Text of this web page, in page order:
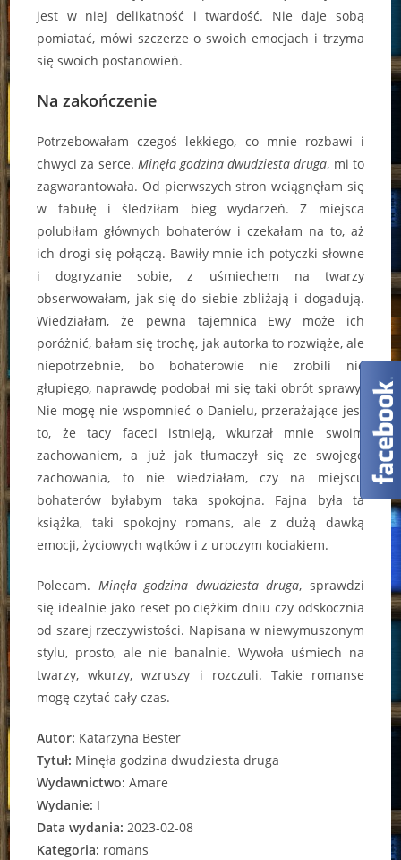
jest w niej delikatność i twardość. Nie daje sobą
pomiatać, mówi szczerze o swoich emocjach i trzyma
się swoich postanowień.
Na zakończenie
Potrzebowałam czegoś lekkiego, co mnie rozbawi i
chwyci za serce. Minęła godzina dwudziesta druga, mi to
zagwarantowała. Od pierwszych stron wciągnęłam się
w fabułę i śledziłam bieg wydarzeń. Z miejsca
polubiłam głównych bohaterów i czekałam na to, aż
ich drogi się połączą. Bawiły mnie ich potyczki słowne
i dogryzanie sobie, z uśmiechem na twarzy
obserwowałam, jak się do siebie zbliżają i dogadują.
Wiedziałam, że pewna tajemnica Ewy może ich
poróżnić, bałam się trochę, jak autorka to rozwiąże, ale
niepotrzebnie, bo bohaterowie nie zrobili nic
głupiego, naprawdę podobał mi się taki obrót sprawy.
Nie mogę nie wspomnieć o Danielu, przerażające jest
to, że tacy faceci istnieją, wkurzał mnie swoim
zachowaniem, a już jak tłumaczył się ze swojego
zachowania, to nie wiedziałam, czy na miejscu
bohaterów byłabym taka spokojna. Fajna była ta
książka, taki spokojny romans, ale z dużą dawką
emocji, życiowych wątków i z uroczym kociakiem.
Polecam. Minęła godzina dwudziesta druga, sprawdzi
się idealnie jako reset po ciężkim dniu czy odskocznia
od szarej rzeczywistości. Napisana w niewymuszonym
stylu, prosto, ale nie banalnie. Wywoła uśmiech na
twarzy, wkurzy, wzruszy i rozczuli. Takie romanse
mogę czytać cały czas.
Autor: Katarzyna Bester
Tytuł: Minęła godzina dwudziesta druga
Wydawnictwo: Amare
Wydanie: I
Data wydania: 2023-02-08
Kategoria: romans